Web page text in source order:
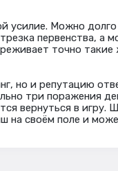
усилие. Можно долго
первенства, а
точно
но и репутацию
три поражения
вернуться в игру.
на своём поле и